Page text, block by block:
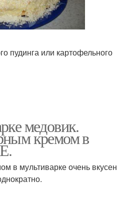
пудинга или картофельного
медовик.
кремом в
в мультиварке очень вкусен